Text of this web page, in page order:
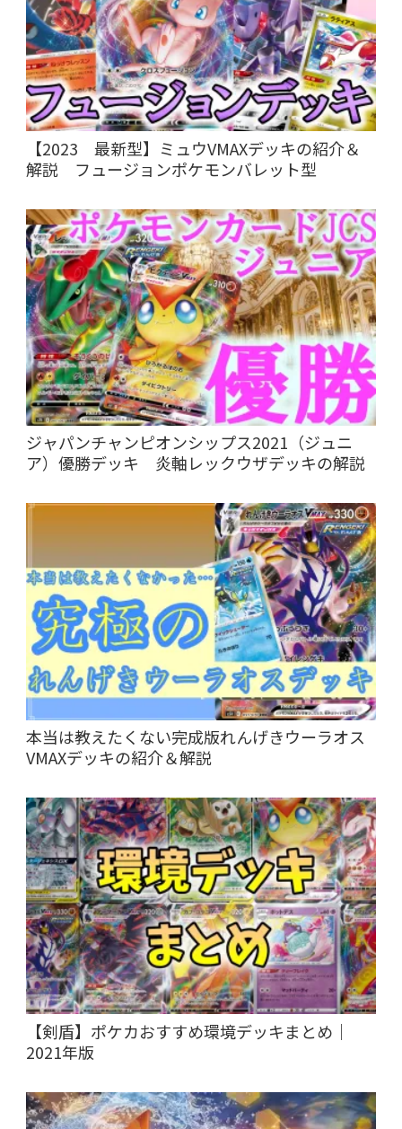
【2023 最新型】ミュウVMAXデッキの紹介＆
解説 フュージョンポケモンバレット型
ジャパンチャンピオンシップス2021（ジュニ
ア）優勝デッキ 炎軸レックウザデッキの解説
本当は教えたくない完成版れんげきウーラオス
VMAXデッキの紹介＆解説
【剣盾】ポケカおすすめ環境デッキまとめ｜
2021年版